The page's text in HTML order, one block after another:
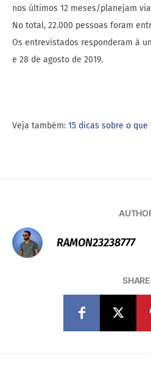
nos últimos 12 meses/planejam
No total, 22.000 pessoas foram
Os entrevistados responderam à
e 28 de agosto de 2019.
Veja também: 15 dicas sobre o
RAMON23238777
SHARE